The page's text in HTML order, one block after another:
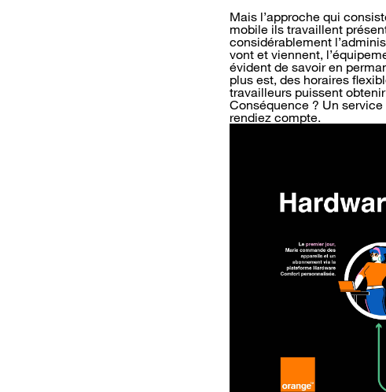
Mais l’approche qui
mobile ils travaillent
considérablement
vont et viennent,
évident de savoir en
plus est, des horaires
travailleurs puissent
Conséquence ? Un
rendiez compte.